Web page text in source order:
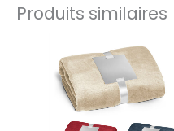
Produits similaires